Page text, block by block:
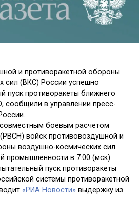
и противоракетной обороны
сил (ВКС) России успешно
пуск противоракеты ближнего
сообщили в управлении пресс-
боевым расчетом
войск противовоздушной и
воздушно-космических сил
промышленности в 7:00 (мск)
пуск противоракеты
системы противоракетной
«РИА Новости» выдержку из